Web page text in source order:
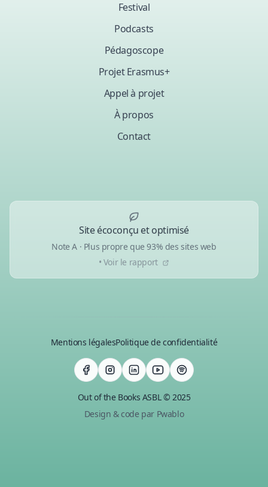
Festival
Podcasts
Pédagoscope
Projet Erasmus+
Appel à projet
À propos
Contact
Site écoconçu et optimisé
Note A · Plus propre que 93% des sites web
• Voir le rapport
Mentions légalesPolitique de confidentialité
Out of the Books ASBL © 2025
Design & code par Pwablo